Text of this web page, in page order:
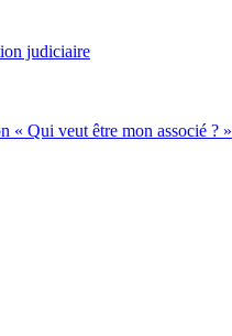
judiciaire
« Qui veut être mon associé ? »